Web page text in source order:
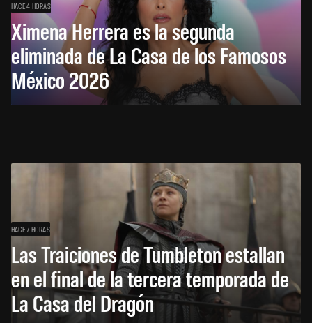
HACE 4 HORAS
Ximena Herrera es la segunda
eliminada de La Casa de los Famosos
México 2026
HACE 7 HORAS
Las Traiciones de Tumbleton estallan
en el final de la tercera temporada de
La Casa del Dragón